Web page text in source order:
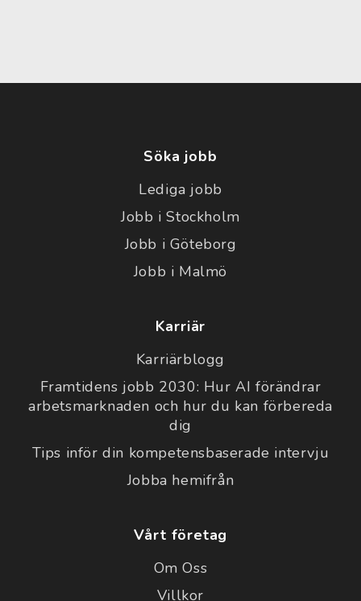
Söka jobb
Lediga jobb
Jobb i Stockholm
Jobb i Göteborg
Jobb i Malmö
Karriär
Karriärblogg
Framtidens jobb 2030: Hur AI förändrar
arbetsmarknaden och hur du kan förbereda
dig
Tips inför din kompetensbaserade intervju
Jobba hemifrån
Vårt företag
Om Oss
Villkor